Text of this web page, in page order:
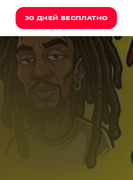
30 ДНЕЙ БЕСПЛАТНО